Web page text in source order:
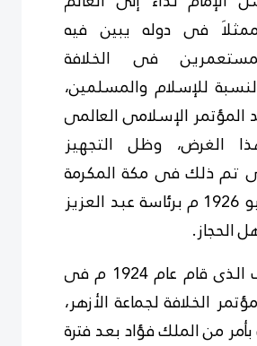
فى دوله يبين فيه
فى الخلافة
للإسلام والمسلمين،
المؤتمر الإسلامى العالمى
الغرض، وظل التجهيز
تم ذلك فى مكة المكرمة
بتاريخ 9 يونيو 1926 م برئاسة عبد العزيز
الحجاز.
*وكان الخلاف الذى قام عام 1924 م فى
الخلافة لجماعة الأزهر،
من الملك فؤاد بعد فترة